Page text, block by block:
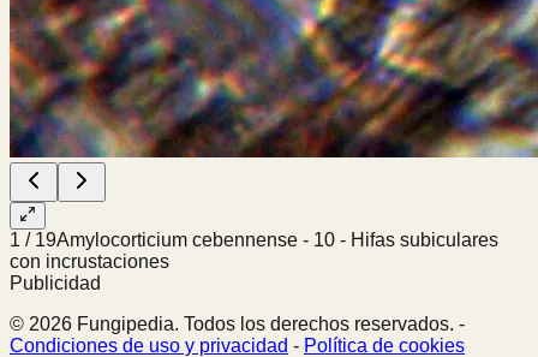
1 / 19Amylocorticium cebennense - 10 - Hifas subiculares
con incrustaciones
Publicidad
© 2026 Fungipedia. Todos los derechos reservados. -
Condiciones de uso y privacidad - Política de cookies